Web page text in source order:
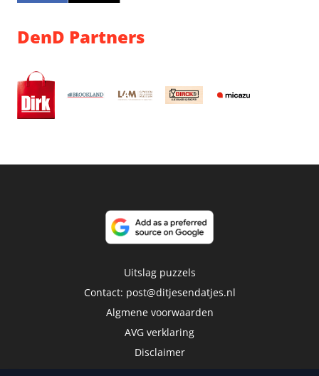
DenD Partners
Uitslag puzzels
Contact: post@ditjesendatjes.nl
Algmene voorwaarden
AVG verklaring
Disclaimer